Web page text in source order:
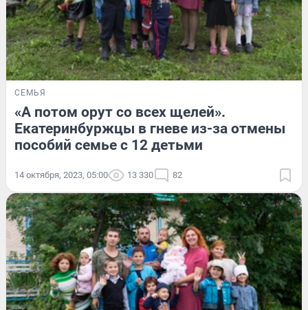
СЕМЬЯ
«А потом орут со всех щелей».
Екатеринбуржцы в гневе из-за отмены
пособий семье с 12 детьми
14 октября, 2023, 05:00 13 330 82